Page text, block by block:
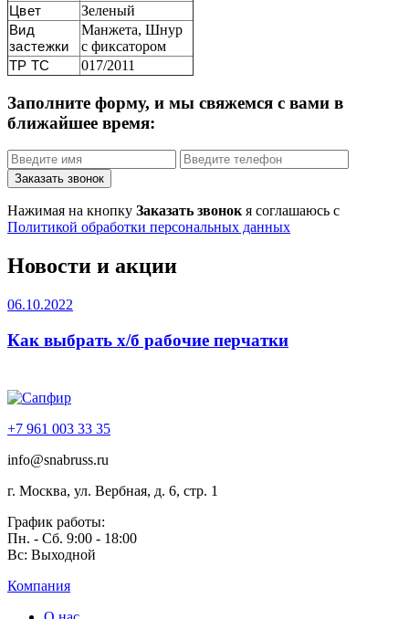
Цвет
Зеленый
Вид
застежки
Манжета, Шнур
с фиксатором
ТР ТС
017/2011
Заполните форму, и мы свяжемся с вами в
ближайшее время:
Заказать звонок
Нажимая на кнопку Заказать звонок я соглашаюсь с
Политикой обработки персональных данных
Новости и акции
06.10.2022
Как выбрать х/б рабочие перчатки
+7 961 003 33 35
info@snabruss.ru
г. Москва, ул. Вербная, д. 6, стр. 1
График работы:
Пн. - Сб. 9:00 - 18:00
Вс: Выходной
Компания